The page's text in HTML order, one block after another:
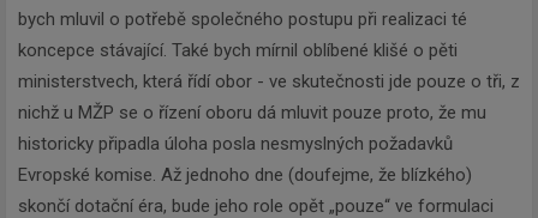
bych mluvil o potřebě společného postupu při realizaci té
koncepce stávající. Také bych mírnil oblíbené klišé o pěti
ministerstvech, která řídí obor - ve skutečnosti jde pouze o tři, z
nichž u MŽP se o řízení oboru dá mluvit pouze proto, že mu
historicky připadla úloha posla nesmyslných požadavků
Evropské komise. Až jednoho dne (doufejme, že blízkého)
skončí dotační éra, bude jeho role opět „pouze“ ve formulaci